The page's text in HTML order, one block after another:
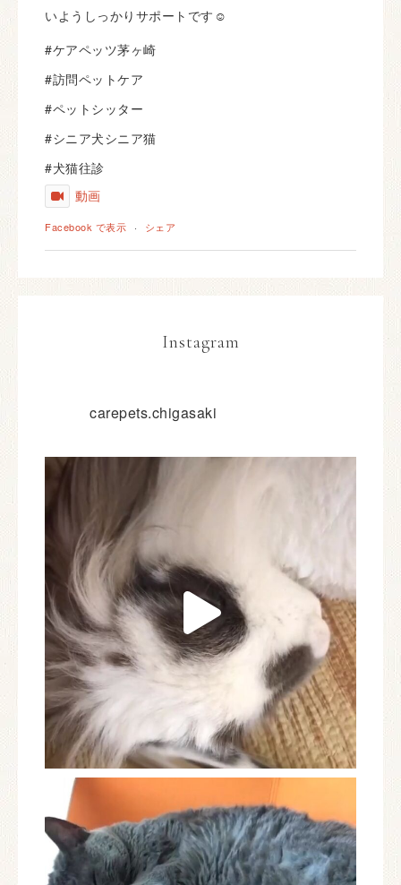
いようしっかりサポートです☺️
#ケアペッツ茅ヶ崎
#訪問ペットケア
#ペットシッター
#シニア犬シニア猫
#犬猫往診
動画
Facebook で表示 · シェア
Instagram
carepets.chigasaki